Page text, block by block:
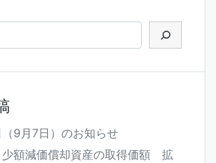
9月7日）のお知らせ
少額減価償却資産の取得価額 拡